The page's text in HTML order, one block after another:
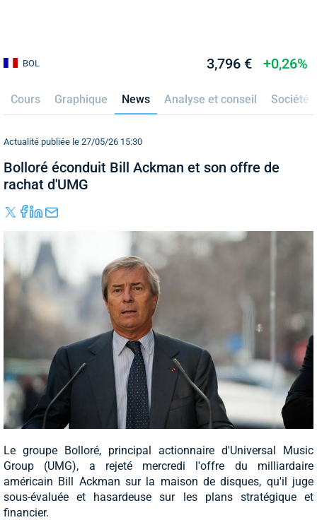
BOL 3,796 € +0,26%
Cours Graphique News Analyse et conseil Société
Actualité publiée le 27/05/26 15:30
Bolloré éconduit Bill Ackman et son offre de
rachat d'UMG
Le groupe Bolloré, principal actionnaire d'Universal Music
Group (UMG), a rejeté mercredi l'offre du milliardaire
américain Bill Ackman sur la maison de disques, qu'il juge
sous-évaluée et hasardeuse sur les plans stratégique et
financier.